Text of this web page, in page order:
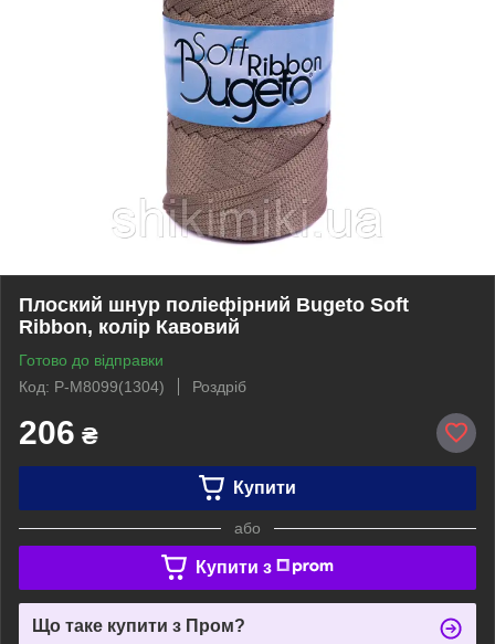
Плоский шнур поліефірний Bugeto Soft
Ribbon, колір Кавовий
Готово до відправки
Код: P-M8099(1304)
Роздріб
206 ₴
Купити
або
Купити з
Що таке купити з Пром?